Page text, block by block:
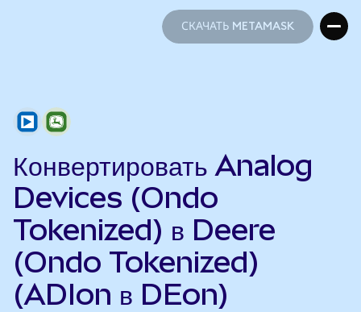
СКАЧАТЬ METAMASK
Конвертировать Analog
Devices (Ondo
Tokenized) в Deere
(Ondo Tokenized)
(ADIon в DEon)